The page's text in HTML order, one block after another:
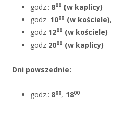
godz.: 800 (w kaplicy)
godz 1000 (w kościele),
godz 1200 (w kościele)
godz 2000 (w kaplicy)
Dni powszednie:
godz.: 800, 1800